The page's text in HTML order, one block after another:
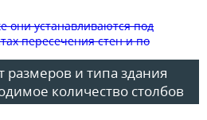
размеров и типа здания
количество столбов